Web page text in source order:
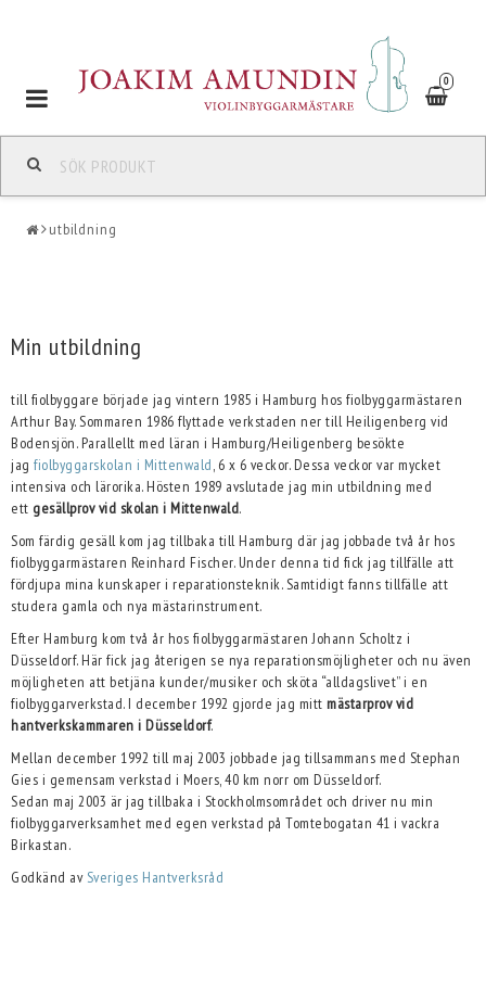
0
Toggle
navigation
utbildning
Min utbildning
till fiolbyggare började jag vintern 1985 i Hamburg hos fiolbyggarmästaren
Arthur Bay. Sommaren 1986 flyttade verkstaden ner till Heiligenberg vid
Bodensjön. Parallellt med läran i Hamburg/Heiligenberg besökte
jag fiolbyggarskolan i Mittenwald, 6 x 6 veckor. Dessa veckor var mycket
intensiva och lärorika. Hösten 1989 avslutade jag min utbildning med
ett gesällprov vid skolan i Mittenwald.
Som färdig gesäll kom jag tillbaka till Hamburg där jag jobbade två år hos
fiolbyggarmästaren Reinhard Fischer. Under denna tid fick jag tillfälle att
fördjupa mina kunskaper i reparationsteknik. Samtidigt fanns tillfälle att
studera gamla och nya mästarinstrument.
Efter Hamburg kom två år hos fiolbyggarmästaren Johann Scholtz i
Düsseldorf. Här fick jag återigen se nya reparationsmöjligheter och nu även
möjligheten att betjäna kunder/musiker och sköta “alldagslivet” i en
fiolbyggarverkstad. I december 1992 gjorde jag mitt mästarprov vid
hantverkskammaren i Düsseldorf.
Mellan december 1992 till maj 2003 jobbade jag tillsammans med Stephan
Gies i gemensam verkstad i Moers, 40 km norr om Düsseldorf.
Sedan maj 2003 är jag tillbaka i Stockholmsområdet och driver nu min
fiolbyggarverksamhet med egen verkstad på Tomtebogatan 41 i vackra
Birkastan.
Godkänd av Sveriges Hantverksråd